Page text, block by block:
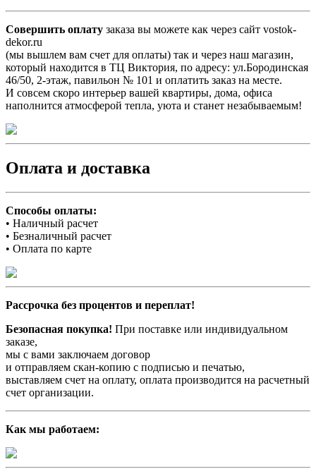
Совершить оплату заказа вы можете как через сайт vostok-
dekor.ru
(мы вышлем вам счет для оплаты) так и через наш магазин,
который находится в ТЦ Виктория, по адресу: ул.Бородинская
46/50, 2-этаж, павильон № 101 и оплатить заказ на месте.
И совсем скоро интерьер вашей квартиры, дома, офиса
наполнится атмосферой тепла, уюта и станет незабываемым!
Оплата и доставка
Способы оплаты:
• Наличный расчет
• Безналичный расчет
• Оплата по карте
Рассрочка без процентов и переплат!
Безопасная покупка! При поставке или индивидуальном
заказе,
мы с вами заключаем договор
и отправляем скан-копию с подписью и печатью,
выставляем счет на оплату, оплата производится на расчетный
счет организации.
Как мы работаем: